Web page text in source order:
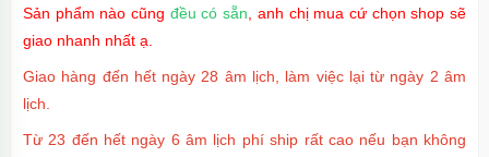
Sản phẩm nào cũng đều có sẵn , anh chị mua cứ chọn shop sẽ
giao nhanh nhất ạ.
Giao hàng đến hết ngày 28 âm lịch, làm việc lại từ ngày 2 âm
lịch.
Từ 23 đến hết ngày 6 âm lịch phí ship rất cao nếu bạn không